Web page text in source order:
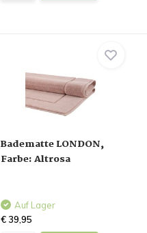
Badematte LONDON,
Farbe: Altrosa
Auf Lager
€ 39,95